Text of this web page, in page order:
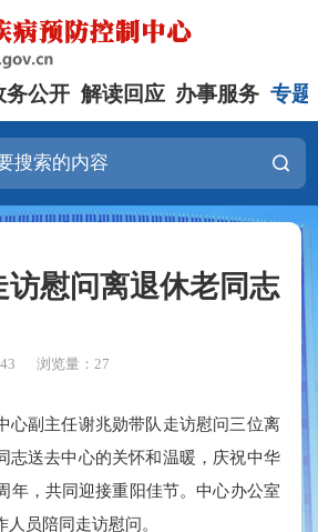
务公开 解读回应 办事服务 专题
访慰问离退休老同志
浏览量：27
副主任谢兆勋带队走访慰问三位离
志送去中心的关怀和温暖，庆祝中华
年，共同迎接重阳佳节。中心办公室
员陪同走访慰问。